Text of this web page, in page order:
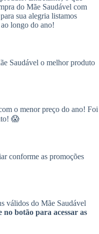
do Mãe Saudável com
sua alegria listamos
longo do ano!
Saudável o melhor produto
o menor preço do ano! Foi
😱
conforme as promoções
válidos do Mãe Saudável
no botão para acessar as